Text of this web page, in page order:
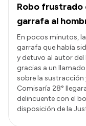
Robo frustrado
garrafa al
En pocos minutos,
garrafa que había
y detuvo al autor del
gracias a un llamado
sobre la sustracción
Comisaría 28°
delincuente con el
disposición de la